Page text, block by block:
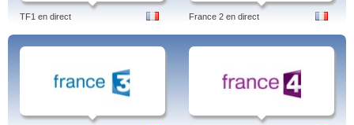
TF1 en direct France 2 en direct